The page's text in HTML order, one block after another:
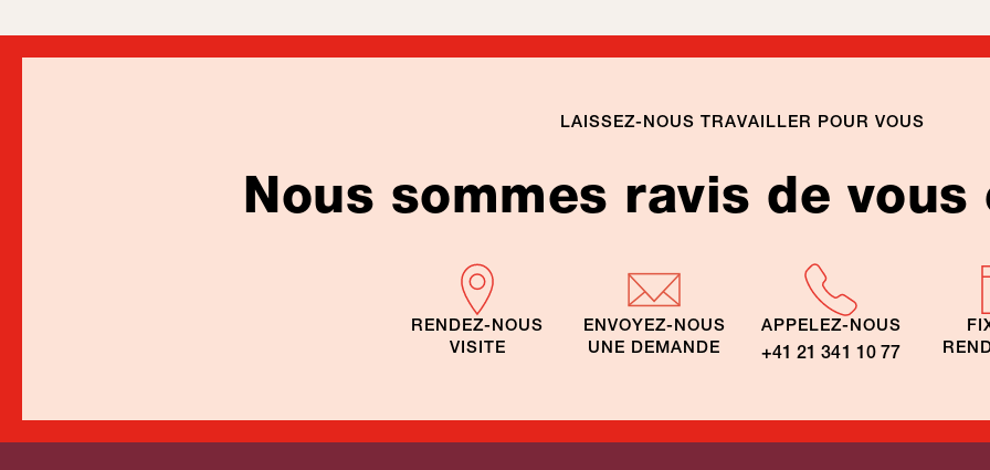
LAISSEZ-NOUS TRAVAILLER POUR VOUS
Nous sommes ravis de
RENDEZ-NOUS
VISITE
ENVOYEZ-NOUS
UNE DEMANDE
APPELEZ-NOUS
+41 21 341 10 77